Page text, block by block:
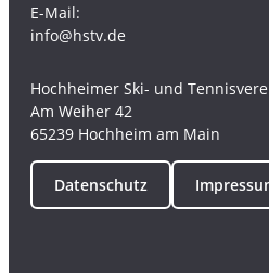
E-Mail:
info@hstv.de
Hochheimer Ski- und
Am Weiher 42
65239 Hochheim am Main
Datenschutz